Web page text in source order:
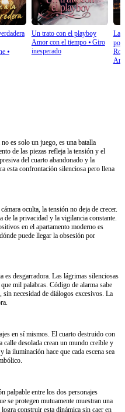
⦁
Un trato con el playboy
Amor con el tiempo⦁ Giro
inesperado
La
por
es solo un juego, es una batalla
de las piezas refleja la tensión y el
del cuarto abandonado y la
esta confrontación silenciosa pero llena
oculta, la tensión no deja de crecer.
de la privacidad y la vigilancia constante.
en el apartamento moderno es
puede llegar la obsesión por
es desgarradora. Las lágrimas silenciosas
mil palabras. Código de alarma sabe
necesidad de diálogos excesivos. La
en sí mismos. El cuarto destruido con
desolada crean un mundo creíble y
la iluminación hace que cada escena sea
palpable entre los dos personajes
se protegen mutuamente muestran una
construir esta dinámica sin caer en